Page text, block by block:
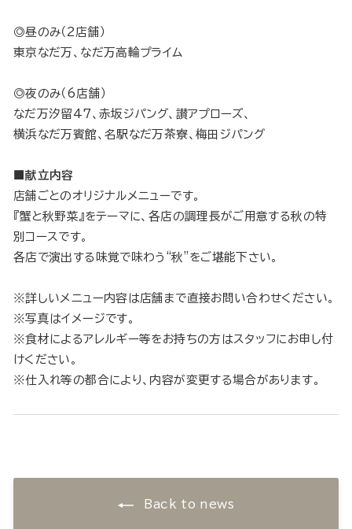
◎昼のみ（2店舗）
東京なだ万、なだ万高輪プライム
◎夜のみ（6店舗）
なだ万汐留47、赤坂ジパング、讃アプローズ、
横浜なだ万賓館、名駅なだ万茶寮、梅田ジパング
■献立内容
店舗ごとのオリジナルメニューです。
『蟹と秋野菜』をテーマに、各店の調理長がご用意する秋の特
別コースです。
各店で演出する味覚で味わう“秋”をご堪能下さい。
※詳しいメニュー内容は店舗まで直接お問い合わせください。
※写真はイメージです。
※食材によるアレルギー等をお持ちの方はスタッフにお申し付
けください。
※仕入れ等の都合により、内容が変更する場合があります。
Back to news